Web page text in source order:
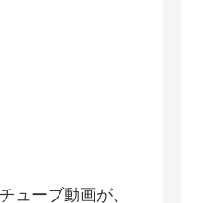
ューブ動画が、